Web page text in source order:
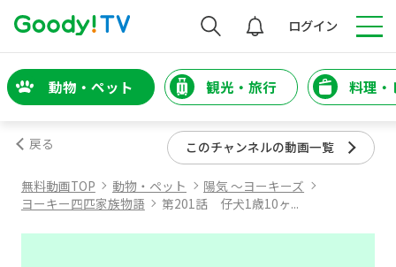
検索 ログイン
動物・ペット 観光・旅行 料理・
戻る このチャンネルの動画一覧
無料動画TOP 動物・ペット
陽気 ～ヨーキーズ
ヨーキー四匹家族物語
第201話 仔犬1歳10ヶ...